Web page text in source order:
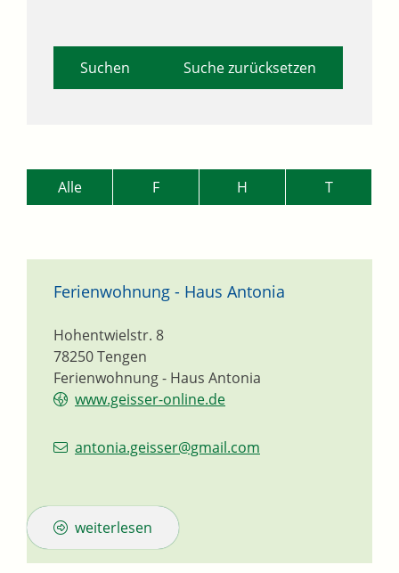
Suche zurücksetzen
Alle F H T
Ferienwohnung - Haus Antonia
Ferienwohnung - Haus Antonia
Hohentwielstr. 8
78250Tengen
www.geisser-online.de
antonia.geisser@gmail.com
weiterlesen